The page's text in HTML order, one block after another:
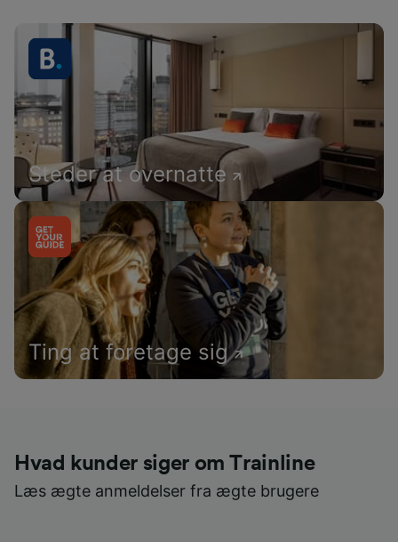
Steder at overnatte
Ting at foretage sig
Hvad kunder siger om Trainline
Læs ægte anmeldelser fra ægte brugere